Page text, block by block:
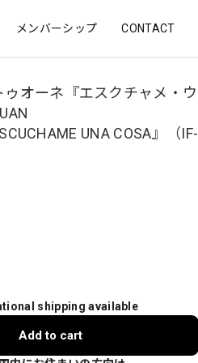
メンバーシップ CONTACT
ゥオーネ『エスクチャメ・ウ
UNA COSA』（IF-
shipping available
Add to cart